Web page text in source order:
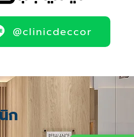
@clinicdeccor
ก